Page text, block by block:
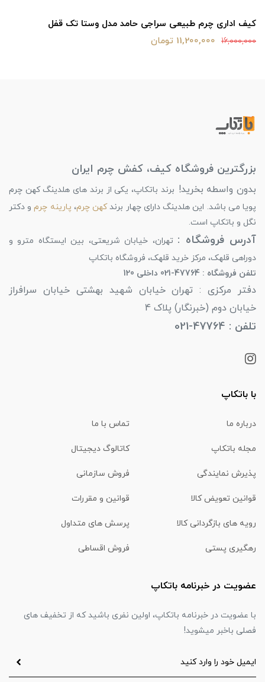
کیف اداری چرم طبیعی سراجی حامد مدل وستا تک قفل
16,000,000 11,200,000 تومان
بزرگترین فروشگاه کیف، کفش چرم ایران
بدون واسطه بخرید! برند باتکاپ، یکی از برند های هلدینگ کهن چرم
پویا می باشد. این هلدینگ دارای چهار برندکهن چرم، پارینه چرمو دکتر
نگل و باتکاپ است.
آدرس فروشگاه : تهران، خیابان شریعتی، بین ایستگاه مترو و
دوراهی قلهک، مرکز خرید قلهک، فروشگاه باتکاپ
تلفن فروشگاه : 47764-021 داخلی 120
دفتر مرکزی : تهران خیابان شهید بهشتی خیابان سرافراز
خیابان دوم (خبرنگار) پلاک 4
تلفن : 47764-021
با باتکاپ
درباره ما تماس با ما
مجله باتکاپ کاتالوگ دیجیتال
پذیرش نمایندگی فروش سازمانی
قوانین تعویض کالا قوانین و مقررات
رویه های بازگردانی کالا پرسش های متداول
رهگیری پستی فروش اقساطی
عضویت در خبرنامه باتکاپ
با عضویت در خبرنامه باتکاپ، اولین نفری باشید که از تخفیف های
فصلی باخبر میشوید!